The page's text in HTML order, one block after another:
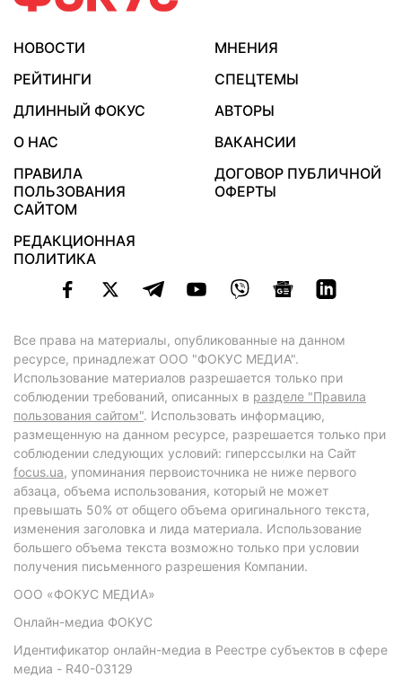
НОВОСТИ
МНЕНИЯ
РЕЙТИНГИ
СПЕЦТЕМЫ
ДЛИННЫЙ ФОКУС
АВТОРЫ
О НАС
ВАКАНСИИ
ПРАВИЛА
ПОЛЬЗОВАНИЯ
САЙТОМ
ДОГОВОР ПУБЛИЧНОЙ
ОФЕРТЫ
РЕДАКЦИОННАЯ
ПОЛИТИКА
Все права на материалы, опубликованные на данном
ресурсе, принадлежат ООО "ФОКУС МЕДИА".
Использование материалов разрешается только при
соблюдении требований, описанных в разделе "Правила
пользования сайтом". Использовать информацию,
размещенную на данном ресурсе, разрешается только при
соблюдении следующих условий: гиперссылки на Сайт
focus.ua, упоминания первоисточника не ниже первого
абзаца, объема использования, который не может
превышать 50% от общего объема оригинального текста,
изменения заголовка и лида материала. Использование
большего объема текста возможно только при условии
получения письменного разрешения Компании.
ООО «ФОКУС МЕДИА»
Онлайн-медиа ФОКУС
Идентификатор онлайн-медиа в Реестре субъектов в сфере
медиа - R40-03129